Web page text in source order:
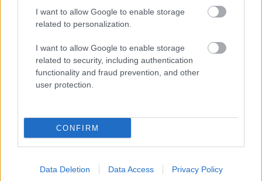
I want to allow Google to enable storage
related to personalization.
I want to allow Google to enable storage
related to security, including authentication
functionality and fraud prevention, and other
user protection.
CONFIRM
Data Deletion Data Access Privacy Policy